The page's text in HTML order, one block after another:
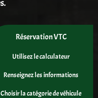
Réservation VTC
Utilisez le calculateur
Renseignez les informations
Choisir la catégorie de véhicule